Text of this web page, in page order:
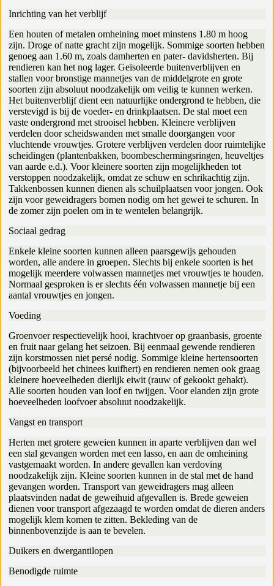
Inrichting van het verblijf
Een houten of metalen omheining moet minstens 1.80 m hoog
zijn. Droge of natte gracht zijn mogelijk. Sommige soorten hebben
genoeg aan 1.60 m, zoals damherten en pater- davidsherten. Bij
rendieren kan het nog lager. Geïsoleerde buitenverblijven en
stallen voor bronstige mannetjes van de middelgrote en grote
soorten zijn absoluut noodzakelijk om veilig te kunnen werken.
Het buitenverblijf dient een natuurlijke ondergrond te hebben, die
verstevigd is bij de voeder- en drinkplaatsen. De stal moet een
vaste ondergrond met strooisel hebben. Kleinere verblijven
verdelen door scheidswanden met smalle doorgangen voor
vluchtende vrouwtjes. Grotere verblijven verdelen door ruimtelijke
scheidingen (plantenbakken, boombeschermingsringen, heuveltjes
van aarde e.d.). Voor kleinere soorten zijn mogelijkheden tot
verstoppen noodzakelijk, omdat ze schuw en schrikachtig zijn.
Takkenbossen kunnen dienen als schuilplaatsen voor jongen. Ook
zijn voor geweidragers bomen nodig om het gewei te schuren. In
de zomer zijn poelen om in te wentelen belangrijk.
Sociaal gedrag
Enkele kleine soorten kunnen alleen paarsgewijs gehouden
worden, alle andere in groepen. Slechts bij enkele soorten is het
mogelijk meerdere volwassen mannetjes met vrouwtjes te houden.
Normaal gesproken is er slechts één volwassen mannetje bij een
aantal vrouwtjes en jongen.
Voeding
Groenvoer respectievelijk hooi, krachtvoer op graanbasis, groente
en fruit naar gelang het seizoen. Bij eenmaal gewende rendieren
zijn korstmossen niet persé nodig. Sommige kleine hertensoorten
(bijvoorbeeld het chinees kuifhert) en rendieren nemen ook graag
kleinere hoeveelheden dierlijk eiwit (rauw of gekookt gehakt).
Alle soorten houden van loof en twijgen. Voor elanden zijn grote
hoeveelheden loofvoer absoluut noodzakelijk.
Vangst en transport
Herten met grotere geweien kunnen in aparte verblijven dan wel
een stal gevangen worden met een lasso, en aan de omheining
vastgemaakt worden. In andere gevallen kan verdoving
noodzakelijk zijn. Kleine soorten kunnen in de stal met de hand
gevangen worden. Transport van geweidragers mag alleen
plaatsvinden nadat de geweihuid afgevallen is. Brede geweien
dienen voor transport afgezaagd te worden omdat de dieren anders
mogelijk klem komen te zitten. Bekleding van de
binnenbovenzijde is aan te bevelen.
Duikers en dwergantilopen
Benodigde ruimte